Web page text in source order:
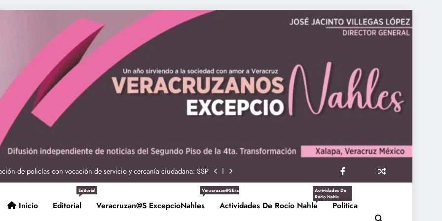
seguras: más de 982 elementos resguardan destinos turísticos
Nahle a la presidenta Claudia Sheinbaum en graduación de cadetes
de policías con vocación de servicio y cercanía ciudadana: SSP
Entrega Gobernadora 5 mil apoyos a la Palabra y a la Familia
seguras: más de 982 elementos resguardan destinos turísticos
Inicio Editorial
Editorial
Veracruzan@s ExcepcioNahles
Veracruzan@sExcepcioNahles
Actividades De Rocío Nahle
Actividades De
Rocío Nahle
Politica